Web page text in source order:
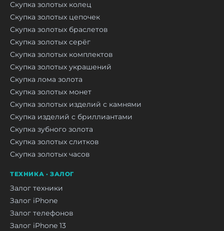
Скупка золотых колец
Скупка золотых цепочек
Скупка золотых браслетов
Скупка золотых серёг
Скупка золотых комплектов
Скупка золотых украшений
Скупка лома золота
Скупка золотых монет
Скупка золотых изделий с камнями
Скупка изделий с бриллиантами
Скупка зубного золота
Скупка золотых слитков
Скупка золотых часов
ТЕХНИКА · ЗАЛОГ
Залог техники
Залог iPhone
Залог телефонов
Залог iPhone 13